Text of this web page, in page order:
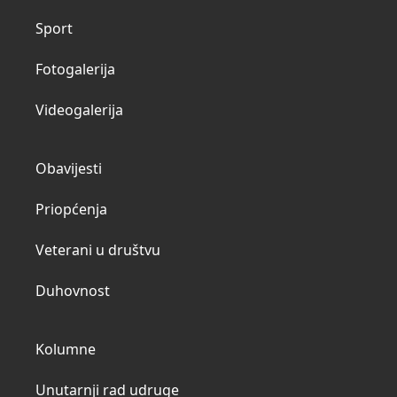
Sport
Fotogalerija
Videogalerija
Obavijesti
Priopćenja
Veterani u društvu
Duhovnost
Kolumne
Unutarnji rad udruge